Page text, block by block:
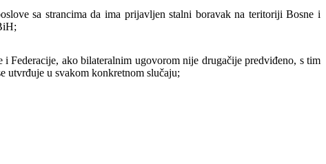
sa strancima da ima prijavljen stalni boravakna teritoriji Bosne i
i Federacije, ako bilateralnim ugovoromnije drugačije predviđeno, s tim
utvrđuje u svakom konkretnom slučaju;